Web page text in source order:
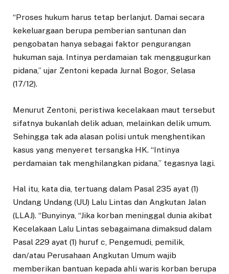
“Proses hukum harus tetap berlanjut. Damai secara
kekeluargaan berupa pemberian santunan dan
pengobatan hanya sebagai faktor pengurangan
hukuman saja. Intinya perdamaian tak menggugurkan
pidana,” ujar Zentoni kepada Jurnal Bogor, Selasa
(17/12).
Menurut Zentoni, peristiwa kecelakaan maut tersebut
sifatnya bukanlah delik aduan, melainkan delik umum.
Sehingga tak ada alasan polisi untuk menghentikan
kasus yang menyeret tersangka HK. “Intinya
perdamaian tak menghilangkan pidana,” tegasnya lagi.
Hal itu, kata dia, tertuang dalam Pasal 235 ayat (1)
Undang Undang (UU) Lalu Lintas dan Angkutan Jalan
(LLAJ). “Bunyinya, “Jika korban meninggal dunia akibat
Kecelakaan Lalu Lintas sebagaimana dimaksud dalam
Pasal 229 ayat (1) huruf c, Pengemudi, pemilik,
dan/atau Perusahaan Angkutan Umum wajib
memberikan bantuan kepada ahli waris korban berupa